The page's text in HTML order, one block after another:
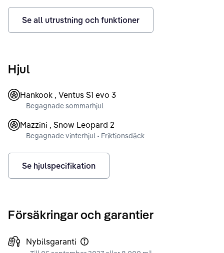
Se all utrustning och funktioner
Hjul
Hankook , Ventus S1 evo 3
Begagnade sommarhjul
Mazzini , Snow Leopard 2
Begagnade vinterhjul • Friktionsdäck
Se hjulspecifikation
Försäkringar och garantier
Nybilsgaranti